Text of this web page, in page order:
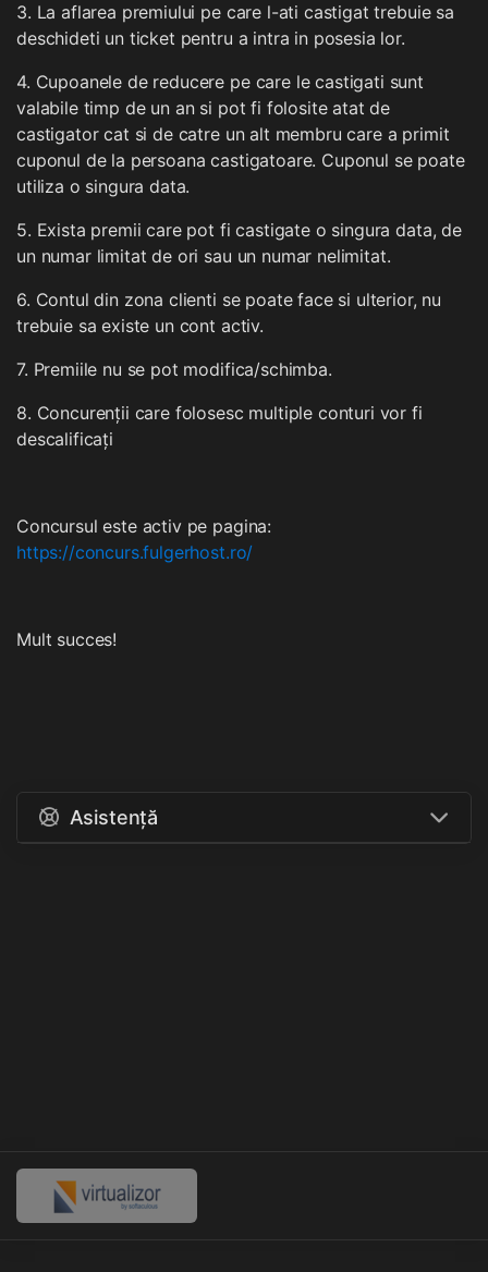
3. La aflarea premiului pe care l-ati castigat trebuie sa
deschideti un ticket pentru a intra in posesia lor.
4. Cupoanele de reducere pe care le castigati sunt
valabile timp de un an si pot fi folosite atat de
castigator cat si de catre un alt membru care a primit
cuponul de la persoana castigatoare. Cuponul se poate
utiliza o singura data.
5. Exista premii care pot fi castigate o singura data, de
un numar limitat de ori sau un numar nelimitat.
6. Contul din zona clienti se poate face si ulterior, nu
trebuie sa existe un cont activ.
7. Premiile nu se pot modifica/schimba.
8. Concurenții care folosesc multiple conturi vor fi
descalificați
Concursul este activ pe pagina:
https://concurs.fulgerhost.ro/
Mult succes!
Asistență